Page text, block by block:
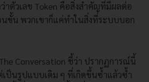
าตัวเลข Token คือสิ่งสำคัญที่มีผลต่อ
นขั้น พวกเขาก็แค่ทำในสิ่งที่ระบบบอก
Conversation ชี้ว่า ปรากฏการณ์นี้
เป็นรูปแบบเดิม ๆ ที่เกิดขึ้นซ้ำแล้วซ้ำ